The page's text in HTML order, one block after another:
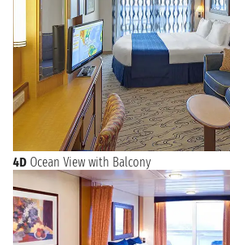
4D Ocean View with Balcony